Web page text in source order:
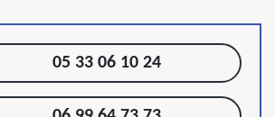
05 33 06 10 24